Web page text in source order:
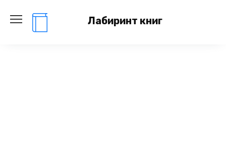
содержанию
Лабиринт книг